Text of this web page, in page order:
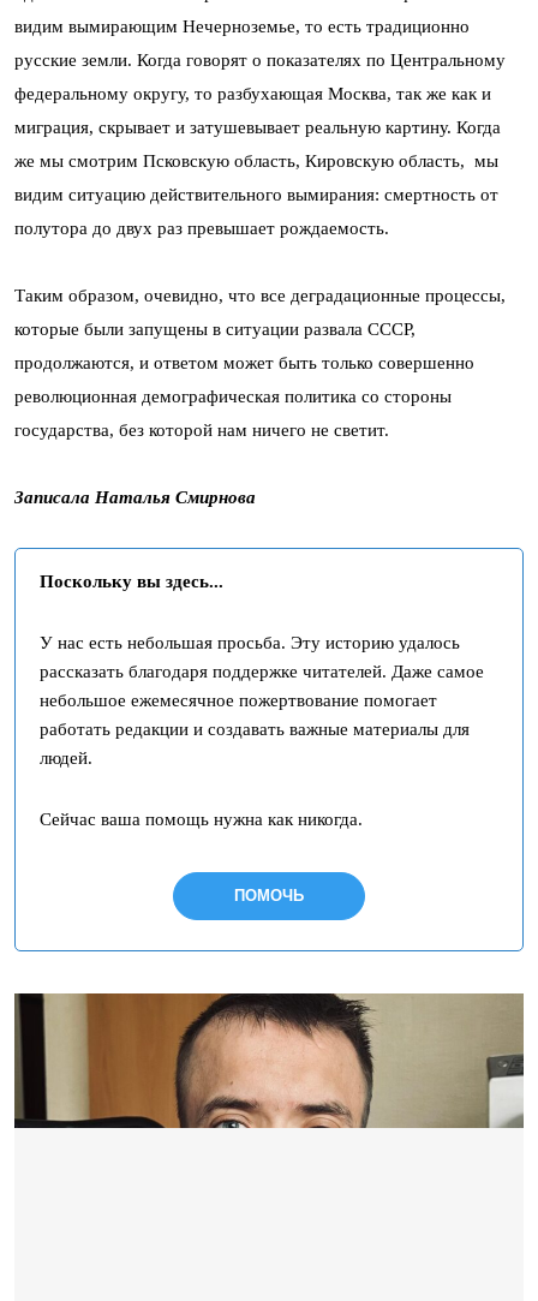
видим вымирающим Нечерноземье, то есть традиционно
русские земли. Когда говорят о показателях по Центральному
федеральному округу, то разбухающая Москва, так же как и
миграция, скрывает и затушевывает реальную картину. Когда
же мы смотрим Псковскую область, Кировскую область, мы
видим ситуацию действительного вымирания: смертность от
полутора до двух раз превышает рождаемость.
Таким образом, очевидно, что все деградационные процессы,
которые были запущены в ситуации развала СССР,
продолжаются, и ответом может быть только совершенно
революционная демографическая политика со стороны
государства, без которой нам ничего не светит.
Записала Наталья Смирнова
Поскольку вы здесь...
У нас есть небольшая просьба. Эту историю удалось
рассказать благодаря поддержке читателей. Даже самое
небольшое ежемесячное пожертвование помогает
работать редакции и создавать важные материалы для
людей.
Сейчас ваша помощь нужна как никогда.
ПОМОЧЬ